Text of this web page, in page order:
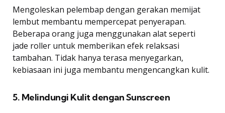
Mengoleskan pelembap dengan gerakan memijat
lembut membantu mempercepat penyerapan.
Beberapa orang juga menggunakan alat seperti
jade roller untuk memberikan efek relaksasi
tambahan. Tidak hanya terasa menyegarkan,
kebiasaan ini juga membantu mengencangkan kulit.
5. Melindungi Kulit dengan Sunscreen